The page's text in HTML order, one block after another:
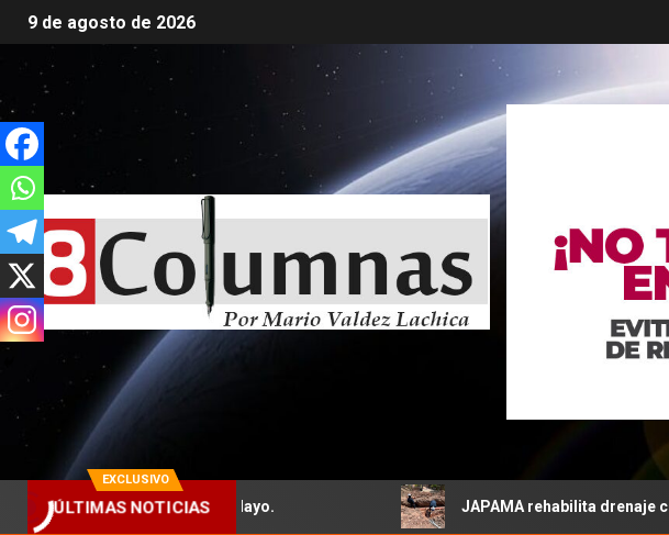
9 de agosto de 2026
EXCLUSIVO
ÚLTIMAS NOTICIAS
del Ejido 5 de Mayo. JAPAMA rehabilita drenaje